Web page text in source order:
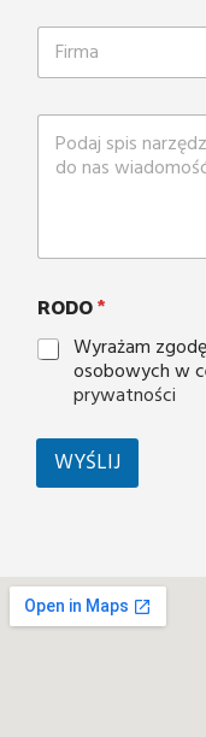
RODO*
Wyrażam
osobowych w
prywatności
WYŚLIJ